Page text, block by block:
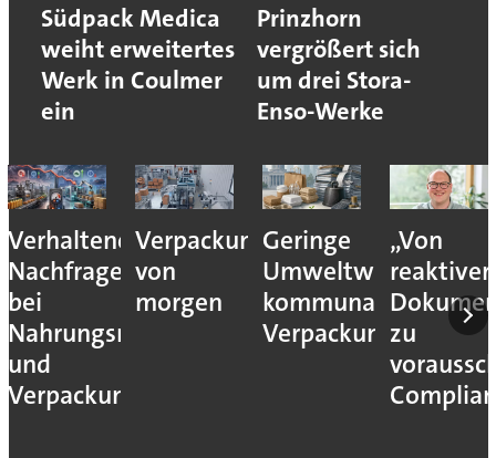
Südpack Medica
weiht erweitertes
Werk in Coulmer
ein
Prinzhorn
vergrößert sich
um drei Stora-
Enso-Werke
Verhaltene
Nachfrage
bei
Nahrungsmittel-
und
Verpackungsmaschinen
Verpackungslogistik
von
morgen
Geringe
Umweltwirkung
kommunaler
Verpackungssteuern
„Von
reaktiver
zu